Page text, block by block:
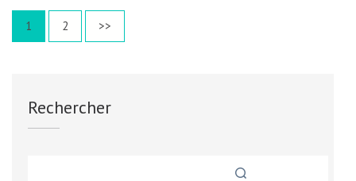
Pagination
des
Page
1 Page
2 >>
Rechercher